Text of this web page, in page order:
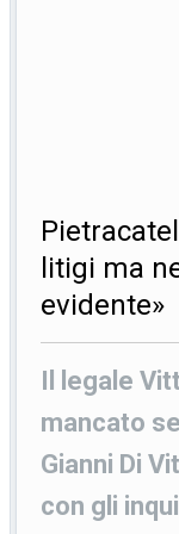
litigi ma
evidente»
Il legale
mancato
Gianni Di
con gli